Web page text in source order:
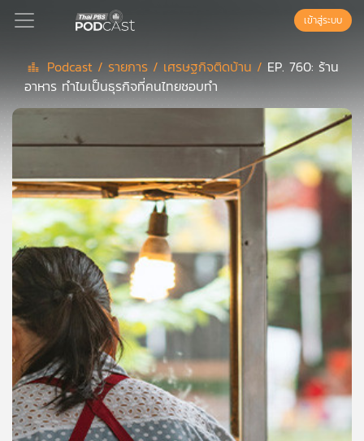
Podcast
เพล
ลิ
สต์
แนะนำ
เพล
ย์
ลิ
สต์
ของ
คุณ
เพลง
เข้าสู่ระบบ
Podcast / รายการ / เศรษฐกิจติดบ้าน / EP. 760: ร้าน
อาหาร ทำไมเป็นธุรกิจที่คนไทยชอบทำ